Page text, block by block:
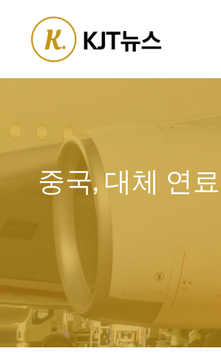
content
중국, 대체 연